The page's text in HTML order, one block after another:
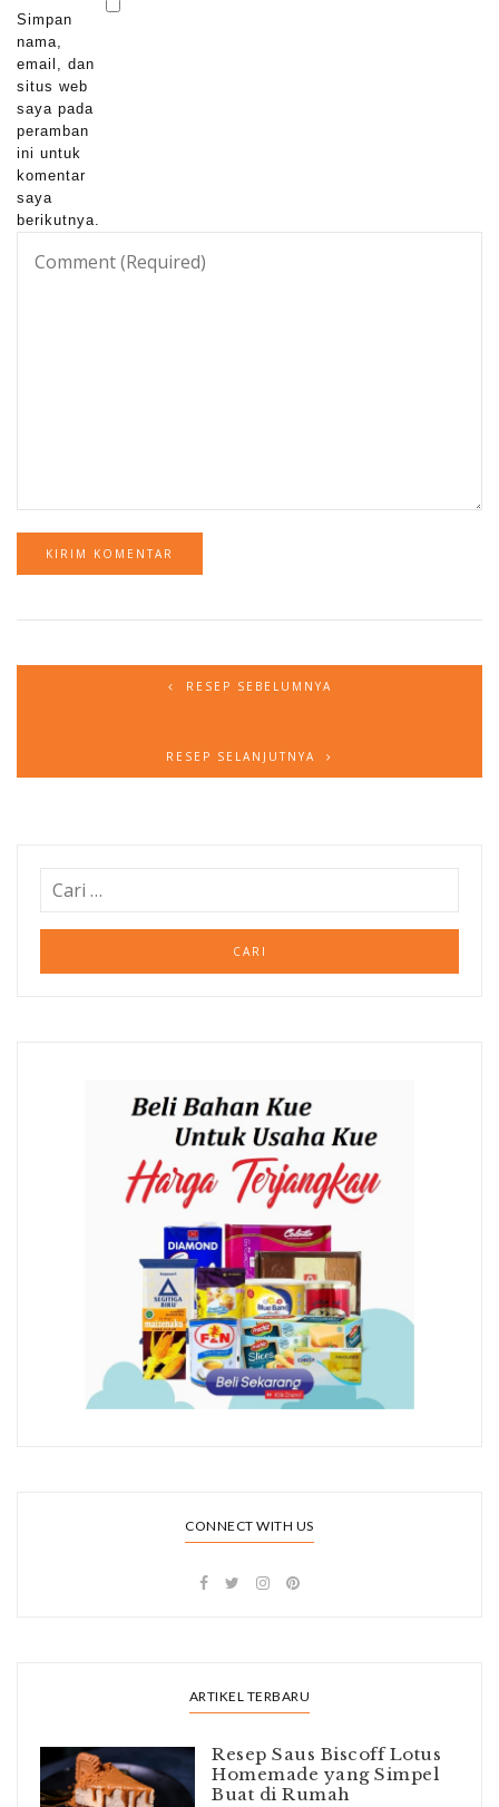
Simpan
nama,
email, dan
situs web
saya pada
peramban
ini untuk
komentar
saya
berikutnya.
RESEP SEBELUMNYA
RESEP SELANJUTNYA
CONNECT WITH US
ARTIKEL TERBARU
Resep Saus Biscoff Lotus
Homemade yang Simpel
Buat di Rumah